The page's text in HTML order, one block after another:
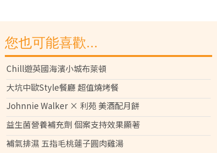
您也可能喜歡...
Chill遊英國海濱小城布萊頓
大坑中歐Style餐廳 超值燒烤餐
Johnnie Walker × 利苑 美酒配月餅
益生菌營養補充劑 個案支持效果顯著
補氣排濕 五指毛桃蓮子圓肉雞湯